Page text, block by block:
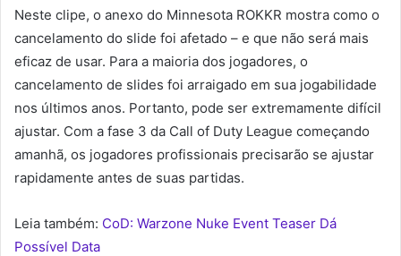
Neste clipe, o anexo do Minnesota ROKKR mostra como o
cancelamento do slide foi afetado – e que não será mais
eficaz de usar. Para a maioria dos jogadores, o
cancelamento de slides foi arraigado em sua jogabilidade
nos últimos anos. Portanto, pode ser extremamente difícil
ajustar. Com a fase 3 da Call of Duty League começando
amanhã, os jogadores profissionais precisarão se ajustar
rapidamente antes de suas partidas.
Leia também: CoD: Warzone Nuke Event Teaser Dá
Possível Data